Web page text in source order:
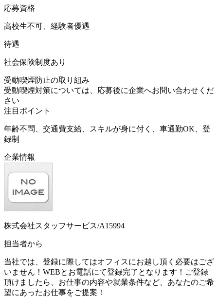
応募資格
高校生不可、経験者優遇
待遇
社会保険制度あり
受動喫煙防止の取り組み
受動喫煙対策については、応募後に企業へお問い合わせくだ
さい
注目ポイント
年齢不問、交通費支給、スキルが身に付く、車通勤OK、登
録制
企業情報
株式会社スタッフサービス/A15994
担当者から
当社では、登録に際してはオフィスにお越し頂く必要はござ
いません！WEBとお電話にて登録完了となります！ご登録
頂けましたら、お仕事の内容や就業条件など、あなたのご希
望にあったお仕事をご提案！